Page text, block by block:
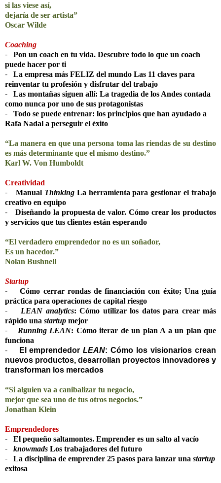
si las viese así,
dejaría de ser artista”
Oscar Wilde
Coaching
-
Pon un coach en tu vida. Descubre todo lo que un coach
puede hacer por ti
-
La empresa más FELIZ del mundo Las 11 claves para
reinventar tu profesión y disfrutar del trabajo
-
Las montañas siguen allí: La tragedia de los Andes contada
como nunca por uno de sus protagonistas
-
Todo se puede entrenar: los principios que han ayudado a
Rafa Nadal a perseguir el éxito
“La manera en que una persona toma las riendas de su destino
es más determinante que el mismo destino.”
Karl W. Von Humboldt
Creatividad
-
Manual ThinkingLa herramienta para gestionar el trabajo
creativo en equipo
-
Diseñando la propuesta de valor. Cómo crear los productos
y servicios que tus clientes están esperando
“El verdadero emprendedor no es un soñador,
Es un hacedor.”
Nolan Bushnell
Startup
-
Cómo cerrar rondas de financiación con éxito; Una guía
práctica para operaciones de capital riesgo
-
LEAN analytics: Cómo utilizar los datos para crear más
rápido una startup mejor
-
Running LEAN: Cómo iterar de un plan A a un plan que
funciona
-
El emprendedorLEAN: Cómo los visionarios crean
nuevos productos, desarrollan proyectos innovadores y
transforman los mercados
“Si alguien va a canibalizar tu negocio,
mejor que sea uno de tus otros negocios.”
Jonathan Klein
Emprendedores
-
El pequeño saltamontes. Emprender es un salto al vacío
-
knowmads Los trabajadores del futuro
-
La disciplina de emprender 25 pasos para lanzar una startup
exitosa